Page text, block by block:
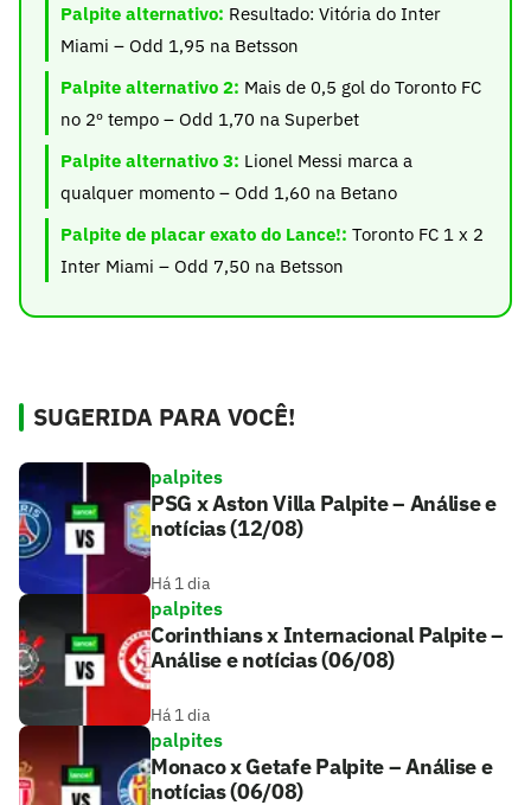
Palpite alternativo: Resultado: Vitória do Inter
Miami – Odd 1,95 na Betsson
Palpite alternativo 2: Mais de 0,5 gol do Toronto FC
no 2º tempo – Odd 1,70 na Superbet
Palpite alternativo 3: Lionel Messi marca a
qualquer momento – Odd 1,60 na Betano
Palpite de placar exato do Lance!: Toronto FC 1 x 2
Inter Miami – Odd 7,50 na Betsson
SUGERIDA PARA VOCÊ!
palpites
PSG x Aston Villa Palpite – Análise e
notícias (12/08)
Há 1 dia
palpites
Corinthians x Internacional Palpite –
Análise e notícias (06/08)
Há 1 dia
palpites
Monaco x Getafe Palpite – Análise e
notícias (06/08)